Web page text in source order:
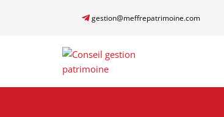
gestion@meffrepatrimoine.com